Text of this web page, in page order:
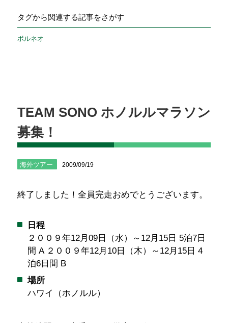
タグから関連する記事をさがす
ボルネオ
TEAM SONO ホノルルマラソン
募集！
海外ツアー 2009/09/19
終了しました！全員完走おめでとうございます。
日程
２００９年12月09日（水）～12月15日 5泊7日
間 A ２００９年12月10日（木）～12月15日 4
泊6日間 B
場所
ハワイ（ホノルル）